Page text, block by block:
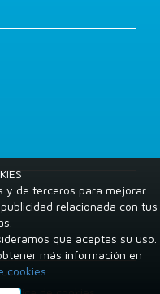
y de terceros para mejorar
relacionada con tus
que aceptas su uso.
más información en
cookies